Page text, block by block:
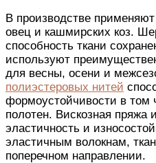
В производстве
овец и кашмирских коз.
способность ткани
используют
для весны, осени и
полиэстеровых нитей
формоустойчивости в том
полотен. Вискозная пряжа
эластичность и
эластичным волокнам,
поперечном направлении.